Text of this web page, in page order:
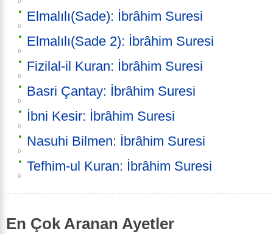
Elmalılı(Sade): İbrâhim Suresi
Elmalılı(Sade 2): İbrâhim Suresi
Fizilal-il Kuran: İbrâhim Suresi
Basri Çantay: İbrâhim Suresi
İbni Kesir: İbrâhim Suresi
Nasuhi Bilmen: İbrâhim Suresi
Tefhim-ul Kuran: İbrâhim Suresi
En Çok Aranan Ayetler